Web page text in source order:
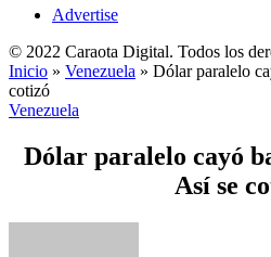
Advertise
© 2022 Caraota Digital. Todos los
Inicio » Venezuela » Dólar paralelo
cotizó
Venezuela
Dólar paralelo cayó
Así se